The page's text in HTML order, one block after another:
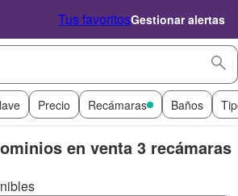
Tus favoritosGestionar alertas
Precio Recámaras Baños
en venta 3 recámaras